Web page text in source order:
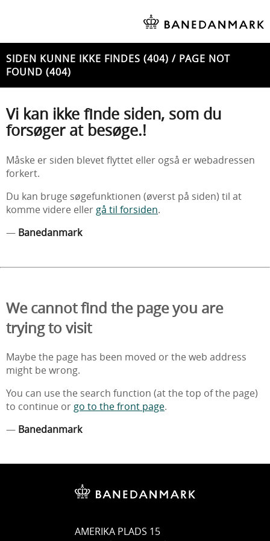
SIDEN KUNNE IKKE FINDES (404) / PAGE NOT
FOUND (404)
Vi kan ikke finde siden, som du
forsøger at besøge.!
Måske er siden blevet flyttet eller også er webadressen
forkert.
Du kan bruge søgefunktionen (øverst på siden) til at
komme videre eller gå til forsiden.
— Banedanmark
We cannot find the page you are
trying to visit
Maybe the page has been moved or the web address
might be wrong.
You can use the search function (at the top of the page)
to continue or go to the front page.
— Banedanmark
AMERIKA PLADS 15